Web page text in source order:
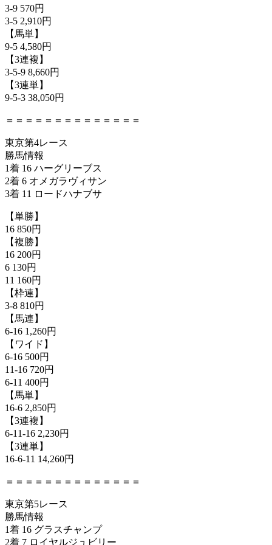
3-9 570円
3-5 2,910円
【馬単】
9-5 4,580円
【3連複】
3-5-9 8,660円
【3連単】
9-5-3 38,050円
＝＝＝＝＝＝＝＝＝＝＝＝＝＝
東京第4レース
勝馬情報
1着 16 ハーグリーブス
2着 6 オメガラヴィサン
3着 11 ロードハナブサ
【単勝】
16 850円
【複勝】
16 200円
6 130円
11 160円
【枠連】
3-8 810円
【馬連】
6-16 1,260円
【ワイド】
6-16 500円
11-16 720円
6-11 400円
【馬単】
16-6 2,850円
【3連複】
6-11-16 2,230円
【3連単】
16-6-11 14,260円
＝＝＝＝＝＝＝＝＝＝＝＝＝＝
東京第5レース
勝馬情報
1着 16 グラスチャンプ
2着 7 ロイヤルジュビリー